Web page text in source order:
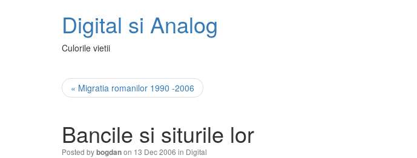
Digital si Analog
Culorile vietii
« Migratia romanilor 1990 -2006
Bancile si siturile lor
Posted bybogdanon 13 Dec 2006 in Digital